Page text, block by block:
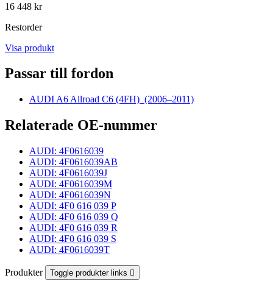
16 448 kr
Restorder
Visa produkt
Passar till fordon
AUDI A6 Allroad C6 (4FH) (2006–2011)
Relaterade OE-nummer
AUDI: 4F0616039
AUDI: 4F0616039AB
AUDI: 4F0616039J
AUDI: 4F0616039M
AUDI: 4F0616039N
AUDI: 4F0 616 039 P
AUDI: 4F0 616 039 Q
AUDI: 4F0 616 039 R
AUDI: 4F0 616 039 S
AUDI: 4F0616039T
Produkter Toggle produkter links 